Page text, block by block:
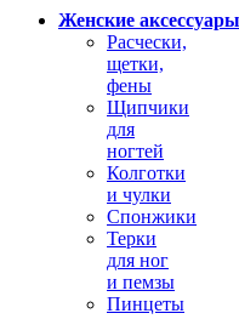
Женские аксессуары
Расчески,
щетки,
фены
Щипчики
для
ногтей
Колготки
и чулки
Спонжики
Терки
для ног
и пемзы
Пинцеты